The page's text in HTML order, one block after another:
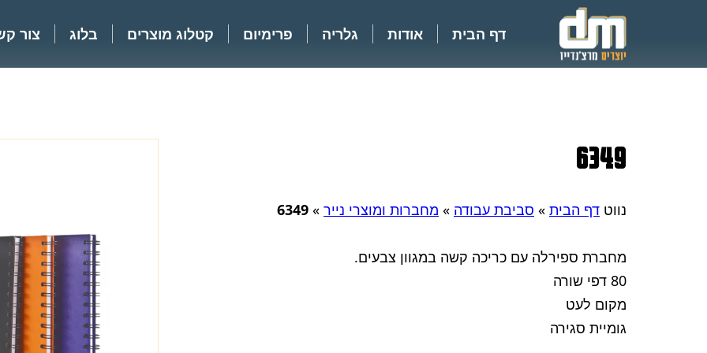
דף הבית אודות גלריה פרימיום קטלוג מוצרים בלוג צור
6349
נווט דף הבית » סביבת עבודה » מחברות ומוצרי נייר »
6349
מחברת ספירלה עם כריכה קשה במגוון צבעים.
80 דפי שורה
מקום לעט
גומיית סגירה